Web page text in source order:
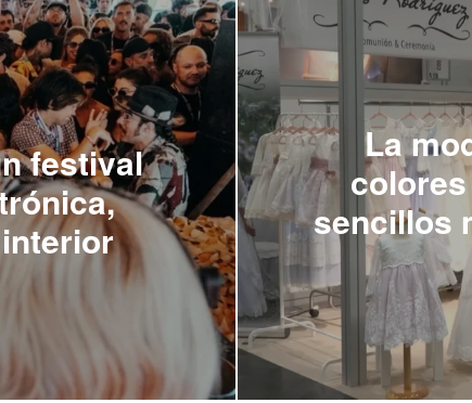
festival
La
sencillos